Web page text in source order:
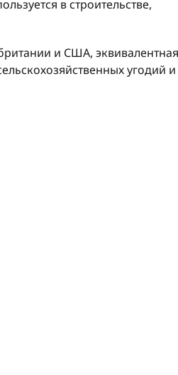
в строительстве,
и США, эквивалентная
угодий и